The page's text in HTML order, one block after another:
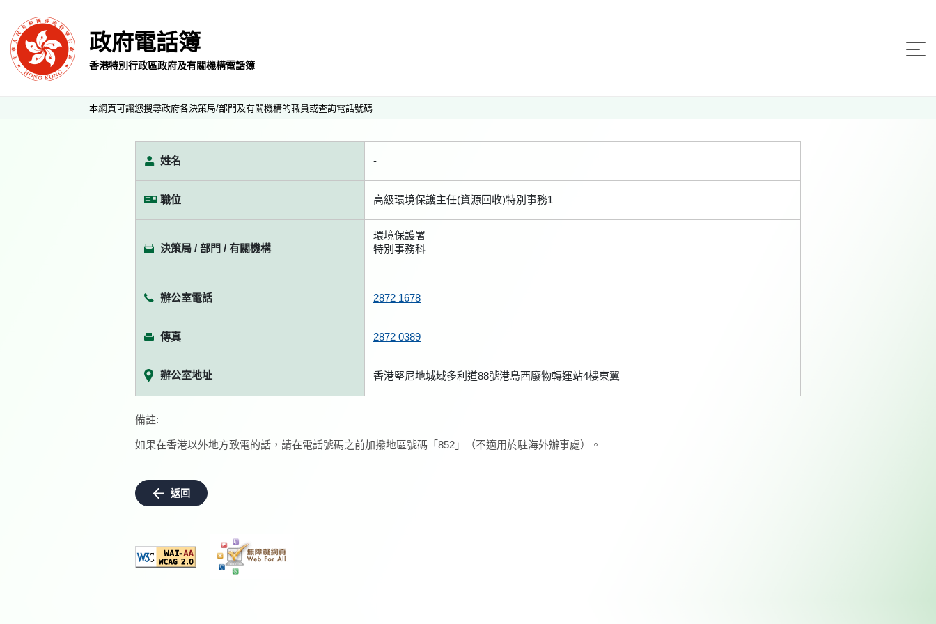
政府電話簿
香港特別行政區政府及有關機構電話簿
本網頁可讓您搜尋政府各決策局/部門及有關機構的職員或查詢電話號碼
姓名 -
職位 高級環境保護主任(資源回收)特別事務1
決策局 / 部門 / 有關機構
環境保護署
特別事務科
辦公室電話 2872 1678
傳真 2872 0389
辦公室地址 香港堅尼地城域多利道88號港島西廢物轉運站4樓東翼
備註:
如果在香港以外地方致電的話，請在電話號碼之前加撥地區號碼「852」（不適用於駐海外辦事處）。
返回